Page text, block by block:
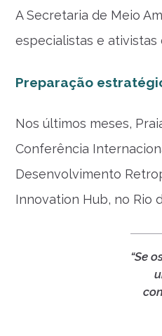
A Secretaria de Meio
especialistas e
Preparação
Nos últimos meses,
Conferência
Desenvolvimento
Innovation Hub, no Rio
“Se